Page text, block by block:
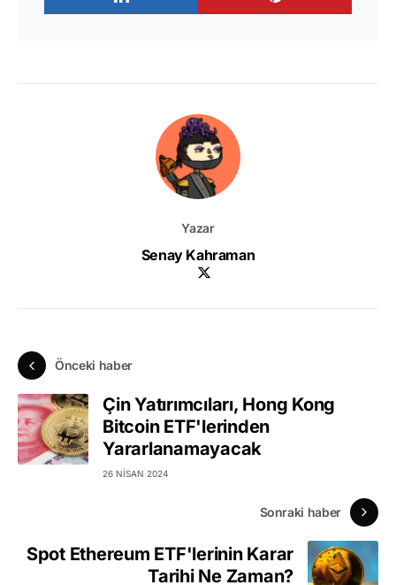
Yazar
Senay Kahraman
Önceki haber
Çin Yatırımcıları, Hong Kong
Bitcoin ETF'lerinden
Yararlanamayacak
26 NISAN 2024
Sonraki haber
Spot Ethereum ETF'lerinin Karar
Tarihi Ne Zaman?